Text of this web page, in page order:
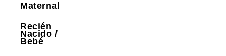
Maternal
Recién
Nacido /
Bebé